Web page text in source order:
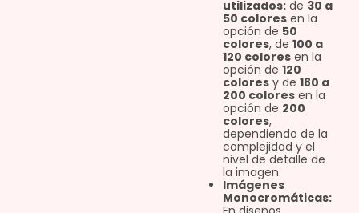
utilizados:de 30 a
50 coloresen la
opción de 50
colores, de 100 a
120 coloresen la
opción de 120
coloresy de 180 a
200 coloresen la
opción de 200
colores,
dependiendo de la
complejidad y el
nivel de detalle de
la imagen.
Imágenes
Monocromáticas: